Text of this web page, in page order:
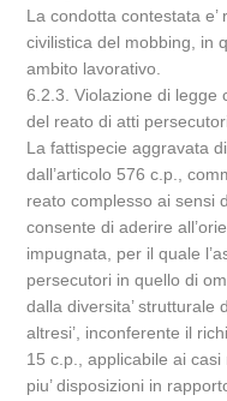
La condotta contestata
civilistica del mobbing, in
ambito lavorativo.
6.2.3. Violazione di legge
del reato di atti
La fattispecie aggravata
dall’articolo 576 c.p.,
reato complesso ai sensi
consente di aderire
impugnata, per il quale
persecutori in quello di
dalla diversita’ strutturale
altresi’, inconferente il
15 c.p., applicabile ai casi
piu’ disposizioni in